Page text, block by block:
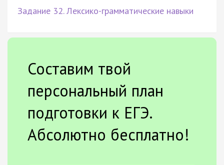
Задание 32. Лексико-грамматические навыки
Составим твой
персональный план
подготовки к ЕГЭ.
Абсолютно бесплатно!